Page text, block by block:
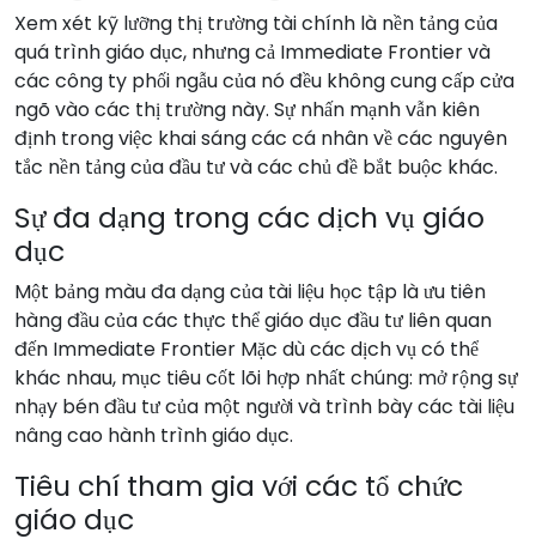
Xem xét kỹ lưỡng thị trường tài chính là nền tảng của
quá trình giáo dục, nhưng cả Immediate Frontier và
các công ty phối ngẫu của nó đều không cung cấp cửa
ngõ vào các thị trường này. Sự nhấn mạnh vẫn kiên
định trong việc khai sáng các cá nhân về các nguyên
tắc nền tảng của đầu tư và các chủ đề bắt buộc khác.
Sự đa dạng trong các dịch vụ giáo
dục
Một bảng màu đa dạng của tài liệu học tập là ưu tiên
hàng đầu của các thực thể giáo dục đầu tư liên quan
đến Immediate Frontier Mặc dù các dịch vụ có thể
khác nhau, mục tiêu cốt lõi hợp nhất chúng: mở rộng sự
nhạy bén đầu tư của một người và trình bày các tài liệu
nâng cao hành trình giáo dục.
Tiêu chí tham gia với các tổ chức
giáo dục